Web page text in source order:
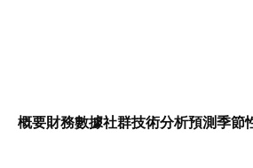
概要財務數據社群技術分析預測季節